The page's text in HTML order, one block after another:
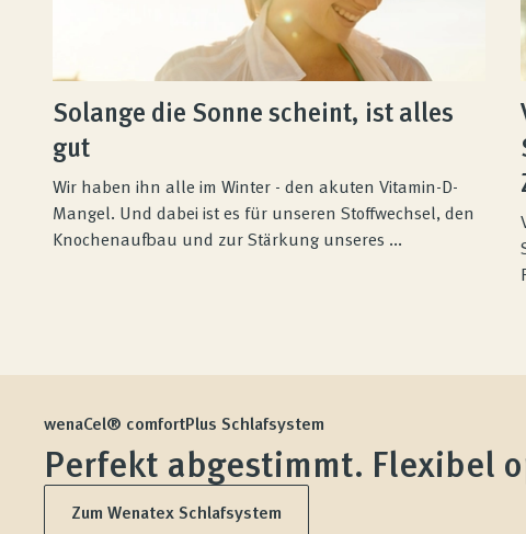
Solange die Sonne scheint, ist alles
gut
Wir haben ihn alle im Winter - den akuten Vitamin-D-
Mangel. Und dabei ist es für unseren Stoffwechsel, den
Knochenaufbau und zur Stärkung unseres ...
wenaCel® comfortPlus Schlafsystem
Perfekt abgestimmt. Flexibel
Zum Wenatex Schlafsystem